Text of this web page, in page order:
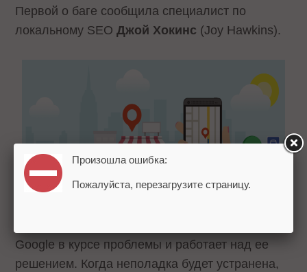
Первой о баге сообщила специалист по
локальному SEOДжой Хокинс (Joy Hawkins).
Google в курсе проблемы и работает над ее
решением. Когда неполадка будет устранена,
Произошла ошибка:
Пожалуйста, перезагрузите страницу.